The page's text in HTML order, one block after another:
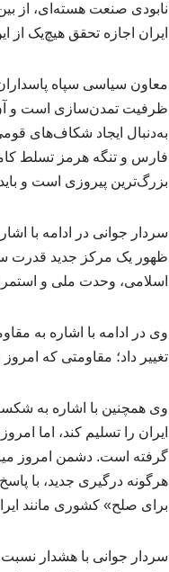
نابودی صنعت هسته‌ای، از
ایران اجازه تحقق هیچ‌یک از
معاون سیاسی سپاه
ظرفیت تمدن‌سازی است و
به‌دنبال ایجاد شکاف‌های
فارس و تنگه هرمز تسلط
بزرگ‌ترین پیروزی است و
سردار جوانی در ادامه با
ظهور یک مرکز جدید قدرت
اسلامی، وحدت ملی و
وی در ادامه با اشاره به
تغییر داد؛ مقاومتی که
وی همچنین با اشاره به
ایران را تسلیم کند، اما
گرفته است. دشمن امروز
هرگونه درگیری جدید، با
برای صلح» کشوری مانند
سردار جوانی با هشدار